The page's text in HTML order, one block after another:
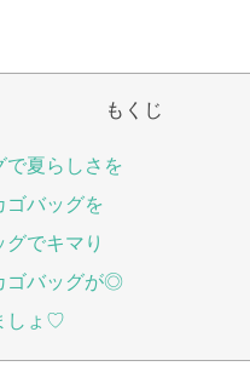
もくじ
で夏らしさを
ゴバッグを
でキマり
ゴバッグが◎
しょ♡